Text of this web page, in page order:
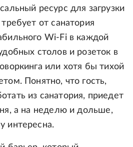
ресурс для загрузки
от санатория
Wi-Fi в каждой
столов и розеток в
или хотя бы тихой
Понятно, что гость,
из санатория, приедет
а на неделю и дольше,
интересна.